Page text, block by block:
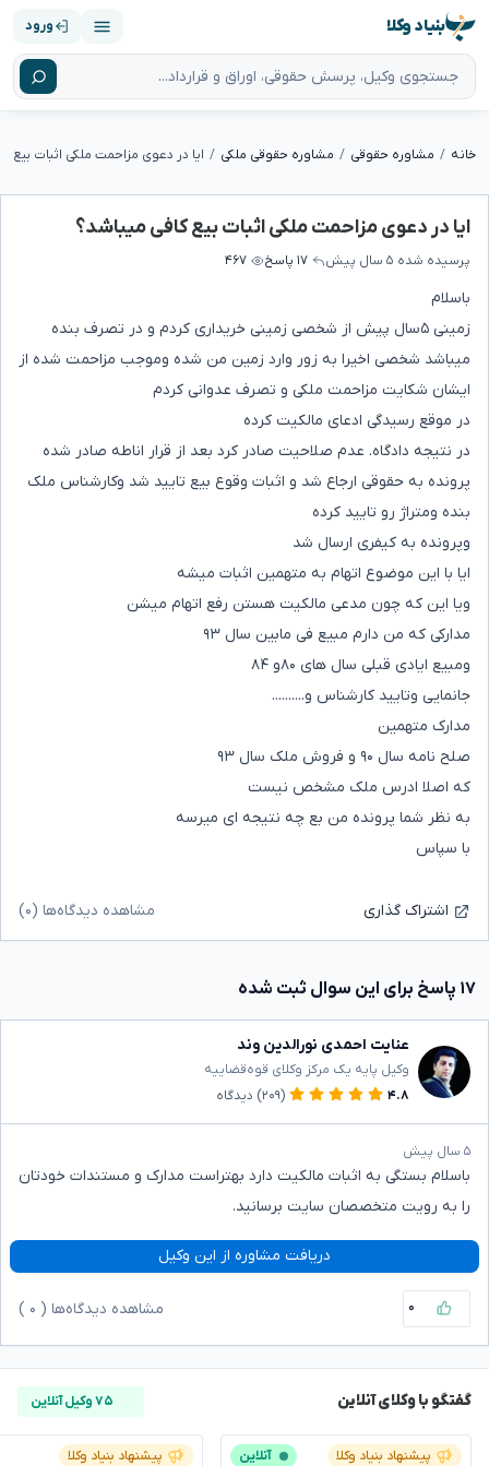
بنیاد وکلا ورود
خانه مشاوره حقوقی مشاوره حقوقی ملکی ایا در دعوی مزاحمت ملکی اثبات بیع
ایا در دعوی مزاحمت ملکی اثبات بیع کافی میباشد؟
پرسیده شده ۵ سال پیش ۱۷ پاسخ ۴۶۷
باسلام
زمینی ۵سال پیش از شخصی زمینی خریداری کردم و در تصرف بنده
میباشد شخصی اخیرا به زور وارد زمین من شده وموجب مزاحمت شده از
ایشان شکایت مزاحمت ملکی و تصرف عدوانی کردم
در موقع رسیدگی ادعای مالکیت کرده
در نتیجه دادگاه. عدم صلاحیت صادر کرد بعد از قرار اناطه صادر شده
پرونده به حقوقی ارجاع شد و اثبات وقوع بیع تایید شد وکارشناس ملک
بنده ومتراژ رو تایید کرده
وپرونده به کیفری ارسال شد
ایا با این موضوع اتهام به متهمین اثبات میشه
ویا این که چون مدعی مالکیت هستن رفع اتهام میشن
مدارکی که من دارم مبیع فی مابین سال ۹۳
ومبیع ایادی قبلی سال های ۸۰و ۸۴
جانمایی وتایید کارشناس و..........
مدارک متهمین
صلح نامه سال ۹۰ و فروش ملک سال ۹۳
که اصلا ادرس ملک مشخص نیست
به نظر شما پرونده من بع چه نتیجه ای میرسه
با سپاس
اشتراک گذاری مشاهده دیدگاه‌ها (۰)
۱۷ پاسخ برای این سوال ثبت شده
عنایت احمدی نورالدین وند
وکیل پایه یک مرکز وکلای قوه‌قضاییه
۴.۸
(۲۰۹) دیدگاه
۵ سال پیش
باسلام بستگی به اثبات مالکیت دارد بهتراست مدارک و مستندات خودتان
را به رویت متخصصان سایت برسانید.
دریافت مشاوره از این وکیل
۰ مشاهده دیدگاه‌ها ( ۰
گفتگو با وکلای آنلاین ۷۵ وکیل آنلاین
پیشنهاد بنیاد وکلا آنلاین پیشنهاد بنیاد وکلا